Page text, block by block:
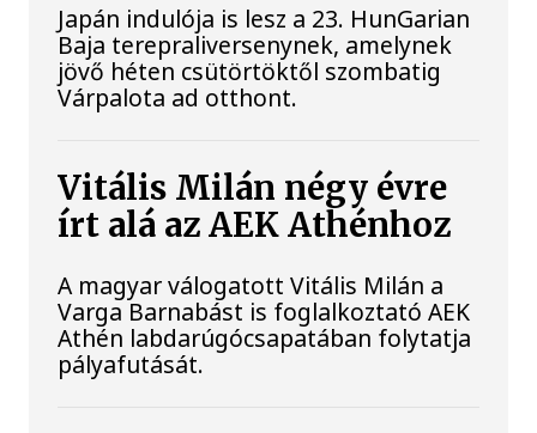
Japán indulója is lesz a 23. HunGarian
Baja terepraliversenynek, amelynek
jövő héten csütörtöktől szombatig
Várpalota ad otthont.
Vitális Milán négy évre
írt alá az AEK Athénhoz
A magyar válogatott Vitális Milán a
Varga Barnabást is foglalkoztató AEK
Athén labdarúgócsapatában folytatja
pályafutását.